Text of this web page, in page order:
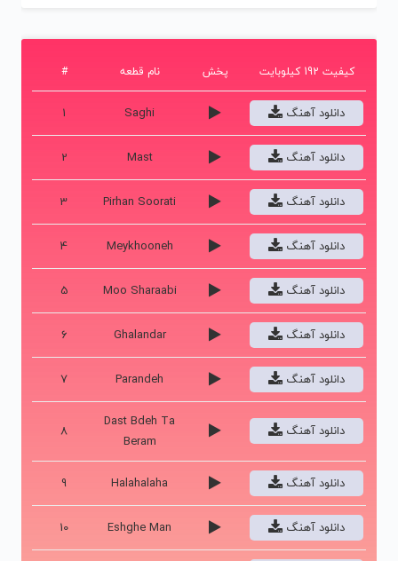
# نام قطعه پخش کیفیت 192 کیلوبایت
1 Saghi دانلود آهنگ
2 Mast دانلود آهنگ
3 Pirhan Soorati دانلود آهنگ
4 Meykhooneh دانلود آهنگ
5 Moo Sharaabi دانلود آهنگ
6 Ghalandar دانلود آهنگ
7 Parandeh دانلود آهنگ
8
Dast Bdeh Ta
Beram
دانلود آهنگ
9 Halahalaha دانلود آهنگ
10 Eshghe Man دانلود آهنگ